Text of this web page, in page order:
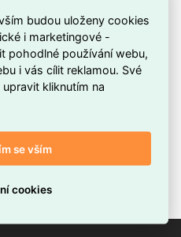
v kategoriích Svítidla,
výrobce Ideal Lux,
294803. RUDY AP2
ks. Kód EMAS RUDY AP2
budou uloženy cookies
i marketingové -
pohodlné používání webu,
i vás cílit reklamou. Své
kliknutím na
se vším
cookies